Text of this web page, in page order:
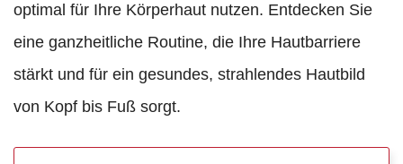
optimal für Ihre Körperhaut nutzen. Entdecken Sie
eine ganzheitliche Routine, die Ihre Hautbarriere
stärkt und für ein gesundes, strahlendes Hautbild
von Kopf bis Fuß sorgt.